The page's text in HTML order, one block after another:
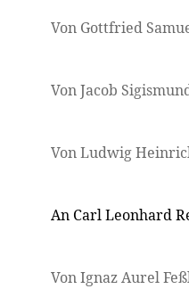
Von Gottfried
Von Jacob
Von Ludwig
An Carl Leonhard
Von Ignaz Aurel